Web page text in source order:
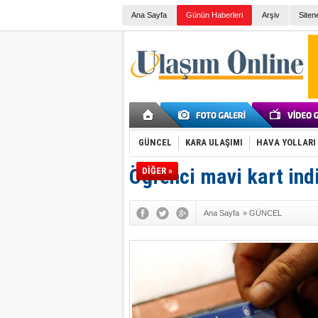
Ana Sayfa Günün Haberleri Arşiv
GÜNCEL KARA ULAŞIMI HAVA YOLLARI
DİĞER »
Öğrenci mavi kart
Ana Sayfa » GÜNCEL